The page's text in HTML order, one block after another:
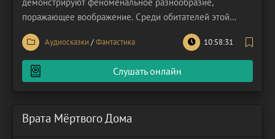
поражающее воображение. Среди обитателей этой
земли некоторые обладают искусством смертоносного
удара. В момент охоты, их стилеты, подобно молнии,
поражают добычу с такой невероятной точностью, что
жертва, застыв в
Аудиосказки /Фантастика 10:58:31
Слушать онлайн
Врата Мёртвого Дома